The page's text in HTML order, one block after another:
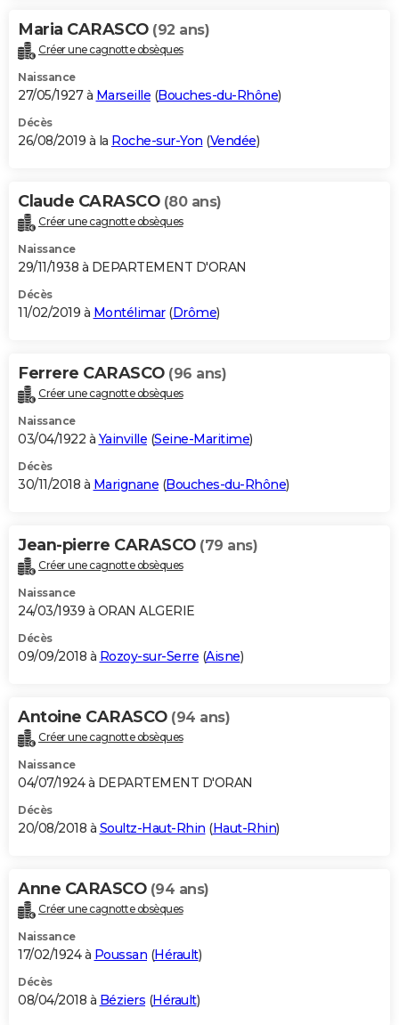
Maria CARASCO (92 ans)
Créer une cagnotte obsèques
Naissance
27/05/1927 à Marseille (Bouches-du-Rhône)
Décès
26/08/2019 à la Roche-sur-Yon (Vendée)
Claude CARASCO (80 ans)
Créer une cagnotte obsèques
Naissance
29/11/1938 à DEPARTEMENT D'ORAN
Décès
11/02/2019 à Montélimar(Drôme)
Ferrere CARASCO (96 ans)
Créer une cagnotte obsèques
Naissance
03/04/1922 à Yainville (Seine-Maritime)
Décès
30/11/2018 à Marignane (Bouches-du-Rhône)
Jean-pierre CARASCO (79 ans)
Créer une cagnotte obsèques
Naissance
24/03/1939 à ORAN ALGERIE
Décès
09/09/2018 à Rozoy-sur-Serre (Aisne)
Antoine CARASCO (94 ans)
Créer une cagnotte obsèques
Naissance
04/07/1924 à DEPARTEMENT D'ORAN
Décès
20/08/2018 à Soultz-Haut-Rhin (Haut-Rhin)
Anne CARASCO (94 ans)
Créer une cagnotte obsèques
Naissance
17/02/1924 à Poussan (Hérault)
Décès
08/04/2018 à Béziers (Hérault)